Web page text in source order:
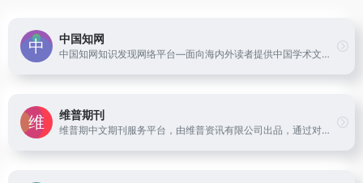
中国知网
中国知网知识发现网络平台—面向海内外读者提供中国学术文献、外文文献、学位论文、报纸、会议、年鉴、工具书等各类资源统一检索、统一导航、在线阅读和下载服务。涵盖基础科学、文史哲、工程科技、社会科学、农业、经济与管理科学、医药卫生、信息科技等十大领域。
维普期刊
维普期中文期刊服务平台，由维普资讯有限公司出品，通过对国内出版发行的14000余种科技期刊、5600万篇期刊全文进行内容分析和引文分析，为专业用户提供一站式文献服务：全文保障，文献引证关系，文献计量分析；并以期刊产品为主线、其它衍生产品或服务做补充，方便专业用户、机构用户在一个平台上快速有效地获取一次文献、二次文献、三次文献以及各种数字图书馆服务方式。